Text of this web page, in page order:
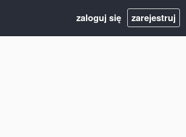
zaloguj się zarejestruj